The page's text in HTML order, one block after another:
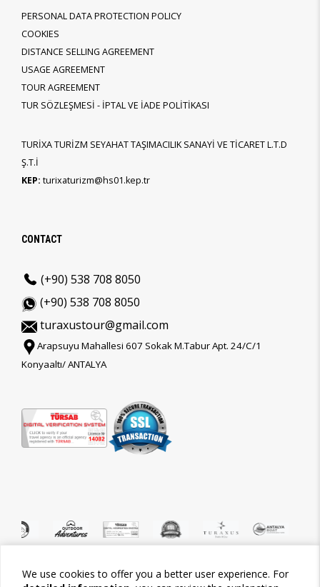
We use cookies to offer you a better user experience. For
PERSONAL DATA PROTECTION POLICY
COOKIES
DISTANCE SELLING AGREEMENT
USAGE AGREEMENT
TOUR AGREEMENT
TUR SÖZLEŞMESİ - İPTAL VE İADE POLİTİKASI
TURİXA TURİZM SEYAHAT TAŞIMACILIK SANAYİ VE TİCARET L.T.D
Ş.T.İ
KEP: turixaturizm@hs01.kep.tr
CONTACT
(+90) 538 708 8050
(+90) 538 708 8050
turaxustour@gmail.com
Arapsuyu Mahallesi 607 Sokak M.Tabur Apt. 24/C/1
Konyaaltı/ ANTALYA
©2026 Tour-Trips